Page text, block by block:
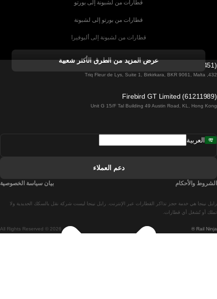
قطارات من لشبونة إلى بورتو
قطارات من بورتو إلى لشبونة
قطارات من لشبونة إلى ألبوفيرا
قطارات من ألبوفيرا إلى لشبونة
قطارات من لشبونة إلى لاغوس
قطارات من لشبونة إلى مدريد
قطارات من مدريد إلى برشلونة
عرض المزيد من الطرق الأكثر شعبية
Firebird GT Limited (OC 1451)
432, Triq Fleur de Lys, Suite 1, Birkirkara, BKR 9061, Malta
Firebird GT Limited (61211989)
Unit G 15/F Tal Building 49 Austin Road, KL, Hong Kong
Rail Ninja ®
All Rights Reserved © 2026
رايل نينجا هي خدمة حجز تذاكر القطارات عبر الإنترنت. رايل نينجا ليست شركة نقل بالسكك الحديدية ولا
تملك أو تُشغل أي قطارات.
العربية
دعم العملاء
الشروط والأحكام بيان سياسة الخصوصية